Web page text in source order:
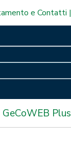
e Contatti
GeCoWEB Plus